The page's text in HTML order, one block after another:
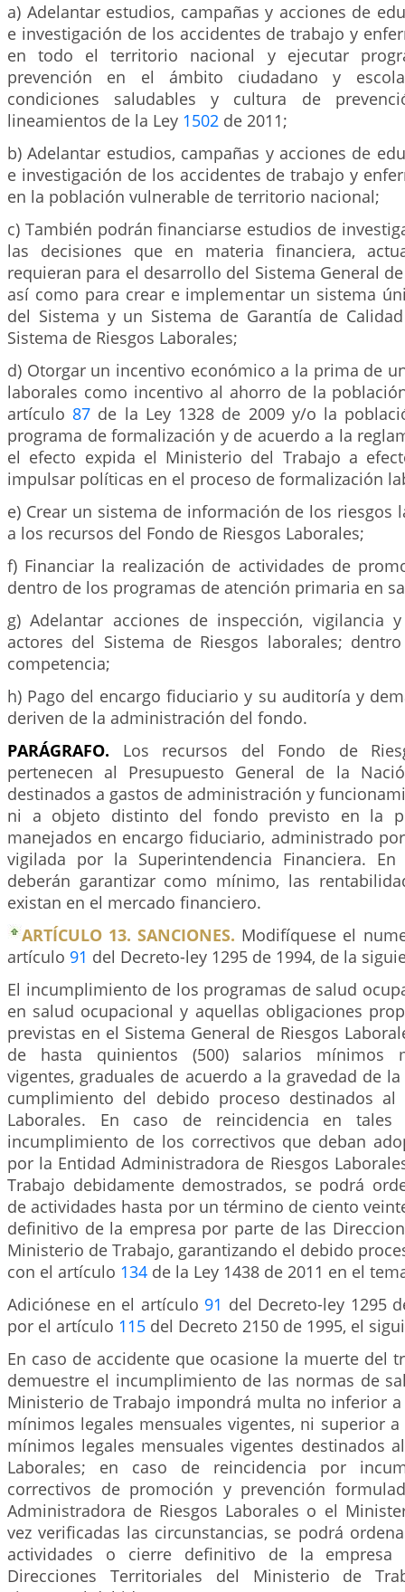
a) Adelantar estudios, campañas y acciones de
e investigación de los accidentes de trabajo y
en todo el territorio nacional y ejecutar
prevención en el ámbito ciudadano y
condiciones saludables y cultura de
lineamientos de la Ley 1502 de 2011;
b) Adelantar estudios, campañas y acciones de
e investigación de los accidentes de trabajo y
en la población vulnerable de territorio nacional;
c) También podrán financiarse estudios de
las decisiones que en materia financiera,
requieran para el desarrollo del Sistema General
así como para crear e implementar un sistema
del Sistema y un Sistema de Garantía de
Sistema de Riesgos Laborales;
d) Otorgar un incentivo económico a la prima de
laborales como incentivo al ahorro de la
artículo 87 de la Ley 1328 de 2009 y/o la
programa de formalización y de acuerdo a la
el efecto expida el Ministerio del Trabajo a
impulsar políticas en el proceso de formalización
e) Crear un sistema de información de los riesgos
a los recursos del Fondo de Riesgos Laborales;
f) Financiar la realización de actividades de
dentro de los programas de atención primaria en
g) Adelantar acciones de inspección, vigilancia
actores del Sistema de Riesgos laborales;
competencia;
h) Pago del encargo fiduciario y su auditoría y
deriven de la administración del fondo.
PARÁGRAFO. Los recursos del Fondo de
pertenecen al Presupuesto General de la
destinados a gastos de administración y
ni a objeto distinto del fondo previsto en la
manejados en encargo fiduciario, administrado
vigilada por la Superintendencia Financiera.
deberán garantizar como mínimo, las
existan en el mercado financiero.
ARTÍCULO 13. SANCIONES. Modifíquese el
artículo 91 del Decreto-ley 1295 de 1994, de la
El incumplimiento de los programas de salud
en salud ocupacional y aquellas obligaciones
previstas en el Sistema General de Riesgos
de hasta quinientos (500) salarios mínimos
vigentes, graduales de acuerdo a la gravedad de
cumplimiento del debido proceso destinados al
Laborales. En caso de reincidencia en
incumplimiento de los correctivos que deban
por la Entidad Administradora de Riesgos
Trabajo debidamente demostrados, se podrá
de actividades hasta por un término de ciento
definitivo de la empresa por parte de las
Ministerio de Trabajo, garantizando el debido
con el artículo 134 de la Ley 1438 de 2011 en el
Adiciónese en el artículo 91 del Decreto-ley 1295
por el artículo 115 del Decreto 2150 de 1995, el
En caso de accidente que ocasione la muerte del
demuestre el incumplimiento de las normas de
Ministerio de Trabajo impondrá multa no inferior a
mínimos legales mensuales vigentes, ni superior a
mínimos legales mensuales vigentes destinados
Laborales; en caso de reincidencia por
correctivos de promoción y prevención
Administradora de Riesgos Laborales o el
vez verificadas las circunstancias, se podrá
actividades o cierre definitivo de la
Direcciones Territoriales del Ministerio de